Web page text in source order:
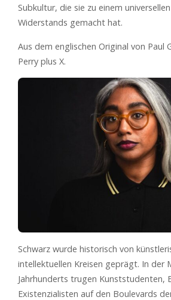
Subkultur, die sie zu einem
Widerstands gemacht hat.
Aus dem englischen Original von Paul
Perry plus X.
Schwarz wurde historisch von
intellektuellen Kreisen geprägt. In der
Jahrhunderts trugen Kunststudenten,
Existenzialisten auf den Boulevards